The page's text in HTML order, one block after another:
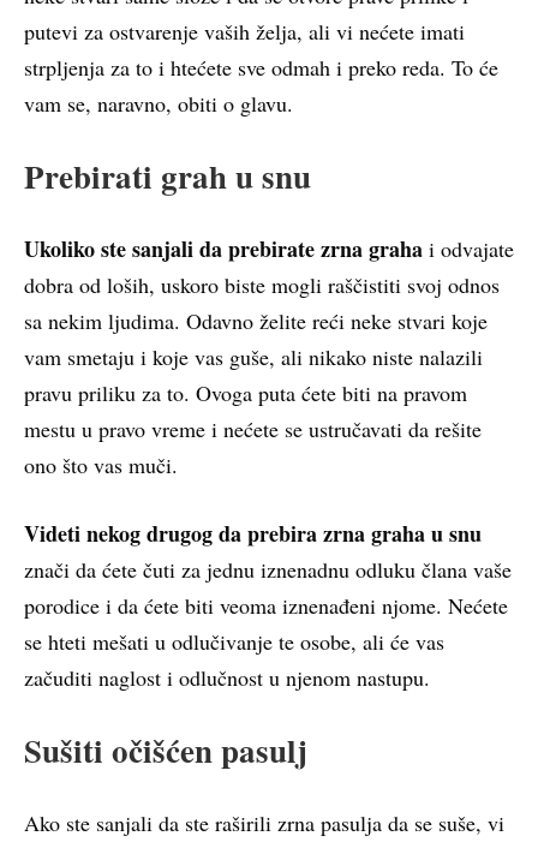
putevi za ostvarenje vaših želja, ali vi nećete imati
strpljenja za to i htećete sve odmah i preko reda. To će
vam se, naravno, obiti o glavu.
Prebirati grah u snu
Ukoliko ste sanjali da prebirate zrna graha i odvajate
dobra od loših, uskoro biste mogli raščistiti svoj odnos
sa nekim ljudima. Odavno želite reći neke stvari koje
vam smetaju i koje vas guše, ali nikako niste nalazili
pravu priliku za to. Ovoga puta ćete biti na pravom
mestu u pravo vreme i nećete se ustručavati da rešite
ono što vas muči.
Videti nekog drugog da prebira zrna graha u snu
znači da ćete čuti za jednu iznenadnu odluku člana vaše
porodice i da ćete biti veoma iznenađeni njome. Nećete
se hteti mešati u odlučivanje te osobe, ali će vas
začuditi naglost i odlučnost u njenom nastupu.
Sušiti očišćen pasulj
Ako ste sanjali da ste raširili zrna pasulja da se suše, vi